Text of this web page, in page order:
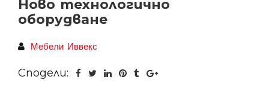
Ново технологично
оборудване
Мебели Иввекс
Сподели: